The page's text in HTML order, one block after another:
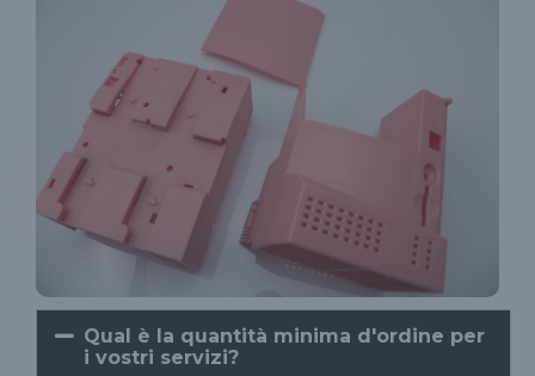
Qual è la quantità minima d'ordine per
i vostri servizi?